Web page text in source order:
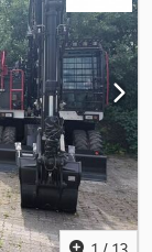
Graubräumlöffel
sind
der
stellt keine
ist
Abnahme
unserer
beklebt
Liefer-